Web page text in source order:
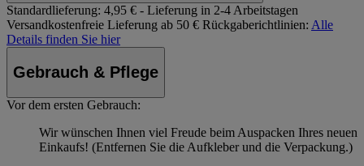
Standardlieferung: 4,95 € - Lieferung in 2-4 Arbeitstagen
Versandkostenfreie Lieferung ab 50 € Rückgaberichtlinien: Alle
Details finden Sie hier
Gebrauch & Pflege
Vor dem ersten Gebrauch:
Wir wünschen Ihnen viel Freude beim Auspacken Ihres neuen
Einkaufs! (Entfernen Sie die Aufkleber und die Verpackung.)